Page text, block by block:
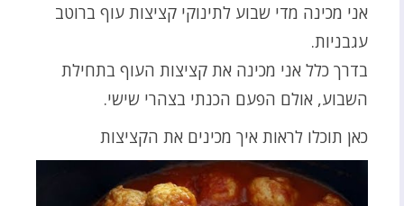
אני מכינה מדי שבוע לתינוקי קציצות עוף ברוטב
עגבניות.
בדרך כלל אני מכינה את קציצות העוף בתחילת
השבוע, אולם הפעם הכנתי בצהרי שישי.
כאן תוכלו לראות איך מכינים את הקציצות